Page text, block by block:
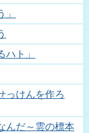
ト」
っけんを作ろ
んだ～雲の標本